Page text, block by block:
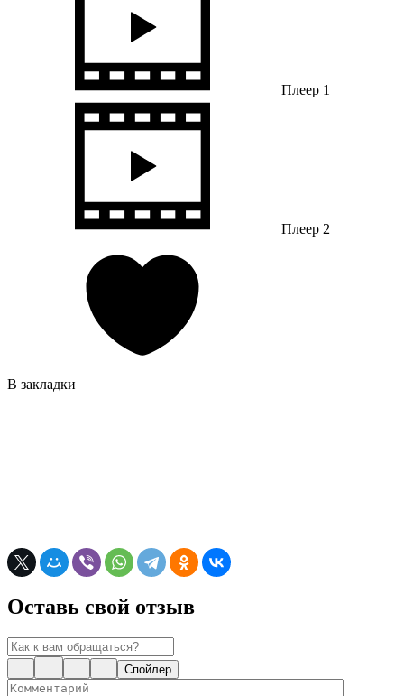
Плеер 1
Плеер 2
В закладки
Оставь свой отзыв
Спойлер